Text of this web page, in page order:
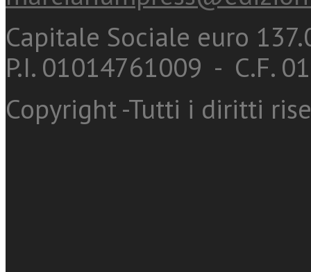
Capitale Sociale euro
P.I. 01014761009 - C.F.
Copyright -Tutti i diritti